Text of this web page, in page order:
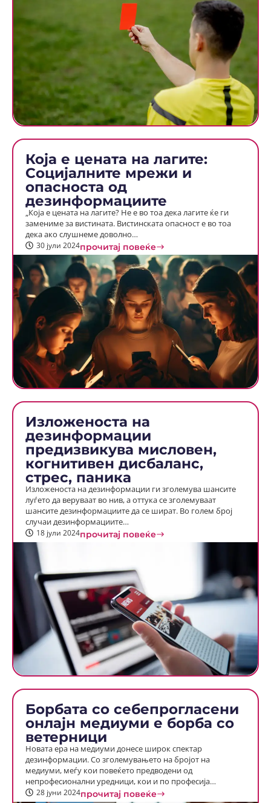
Која е цената на лагите:
Социјалните мрежи и
опасноста од
дезинформациите
„Која е цената на лагите? Не е во тоа дека лагите ќе ги
замениме за вистината. Вистинската опасност е во тоа
дека ако слушнеме доволно…
30 јули 2024прочитај повеќе
Изложеноста на
дезинформации
предизвикува мисловен,
когнитивен дисбаланс,
стрес, паника
Изложеноста на дезинформации ги зголемува шансите
луѓето да веруваат во нив, а оттука се зголемуваат
шансите дезинформациите да се шират. Во голем број
случаи дезинформациите…
18 јули 2024прочитај повеќе
Борбата со себепрогласени
онлајн медиуми е борба со
ветерници
Новата ера на медиуми донесе широк спектар
дезинформации. Со зголемувањето на бројот на
медиуми, меѓу кои повеќето предводени од
непрофесионални уредници, кои и по професија…
28 јуни 2024прочитај повеќе